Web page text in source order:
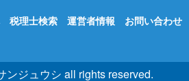
税理士検索 運営者情報 お問い合わせ
ンジュウシ all rights reserved.